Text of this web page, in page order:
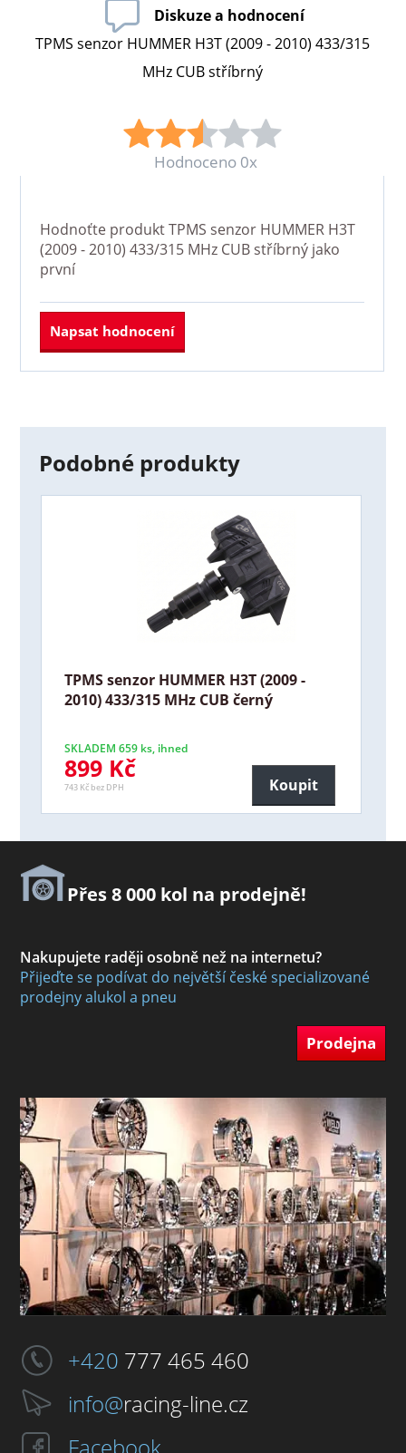
Diskuze a hodnocení
TPMS senzor HUMMER H3T (2009 - 2010) 433/315
MHz CUB stříbrný
Hodnoceno 0x
Hodnoťte produktTPMS senzor HUMMER H3T
(2009 - 2010) 433/315 MHz CUB stříbrnýjako
první
Napsat hodnocení
Podobné produkty
TPMS senzor HUMMER H3T (2009 -
2010) 433/315 MHz CUB černý
SKLADEM 659 ks, ihned
899 Kč
743 Kč bez DPH Koupit
Přes 8 000 kol na prodejně!
Nakupujete raději osobně než na internetu?
Přijeďte se podívat do největší české specializované
prodejny alukol a pneu
Prodejna
+420 777 465 460
info@racing-line.cz
Facebook